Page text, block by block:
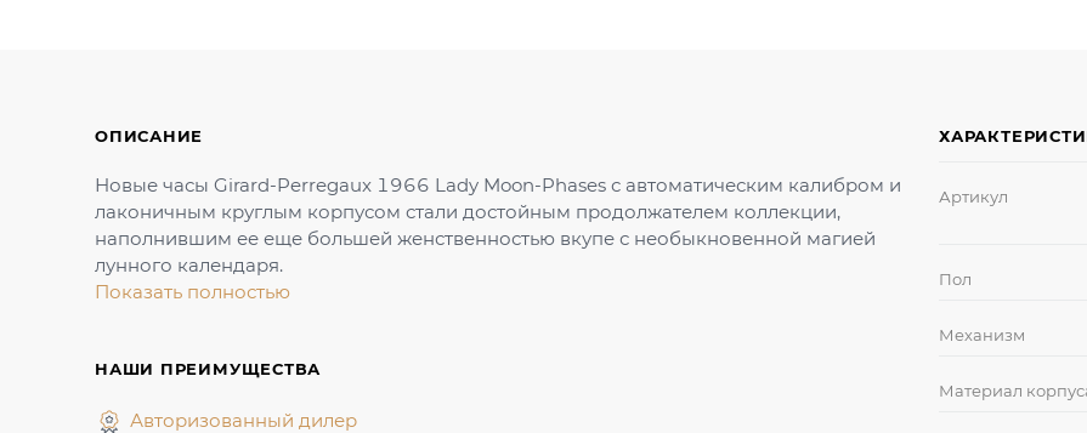
ОПИСАНИЕ
Новые часы Girard-Perregaux 1966 Lady Moon-Phases с автоматическим калибром и
лаконичным круглым корпусом стали достойным продолжателем коллекции,
наполнившим ее еще большей женственностью вкупе с необыкновенной магией
лунного календаря.
Показать полностью
НАШИ ПРЕИМУЩЕСТВА
Авторизованный дилер
Артикул
Пол
Механизм
Материал